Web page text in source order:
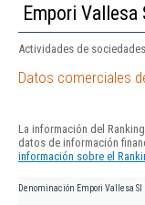
Empori Vallesa
Actividades de
Datos comerciales
La información del
datos de información
información sobre el
Denominación Empori Vallesa Sl